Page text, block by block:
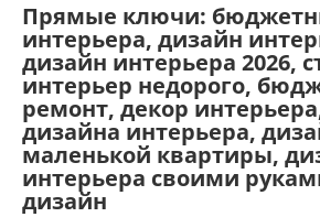
Прямые ключи:
интерьера, дизайн
дизайн интерьера 2026,
интерьер недорого,
ремонт, декор
дизайна интерьера,
маленькой квартиры,
интерьера своими
дизайн